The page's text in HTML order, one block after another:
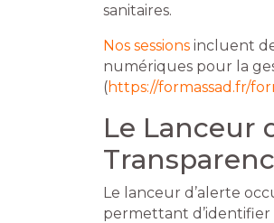
sanitaires.
Nos sessions incluent
numériques pour la
(https://formassad.fr/
Le Lanceur
Le lanceur d’alerte
permettant